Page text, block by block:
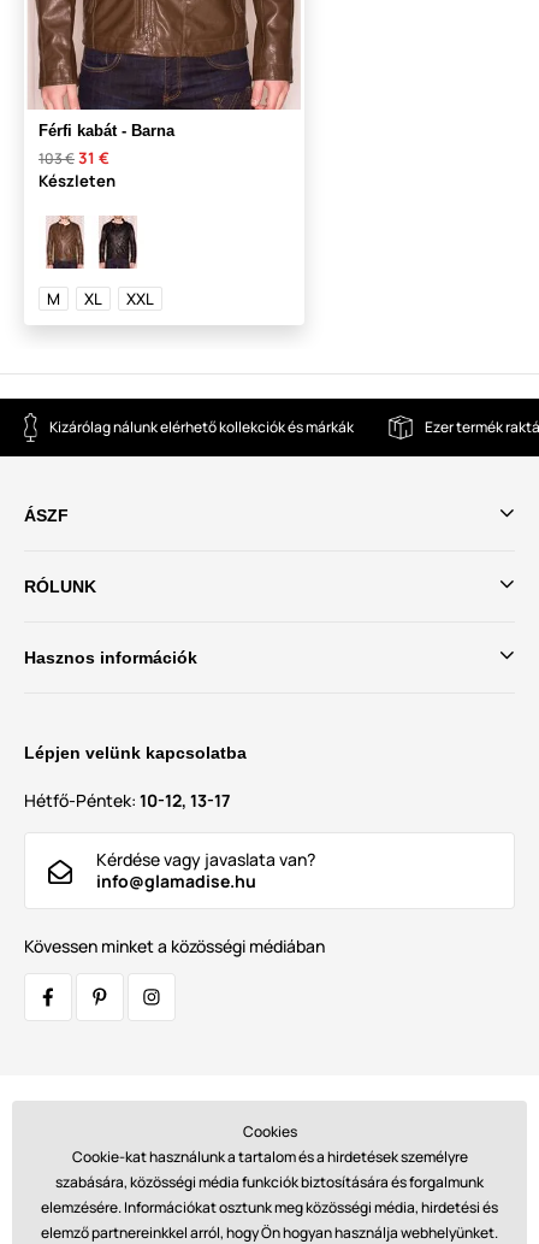
Férfi kabát - Barna
103 €31 €
Készleten
M XL XXL
Kizárólag nálunk elérhető kollekciók és márkák Ezer termék
ÁSZF
RÓLUNK
Hasznos információk
Lépjen velünk kapcsolatba
Hétfő-Péntek: 10-12, 13-17
Kérdése vagy javaslata van?
info@glamadise.hu
Kövessen minket a közösségi médiában
Fizetések:
Cookies
Cookie-kat használunk a tartalom és a hirdetések személyre
szabására, közösségi média funkciók biztosítására és forgalmunk
elemzésére. Információkat osztunk meg közösségi média, hirdetési és
elemző partnereinkkel arról, hogy Ön hogyan használja webhelyünket.